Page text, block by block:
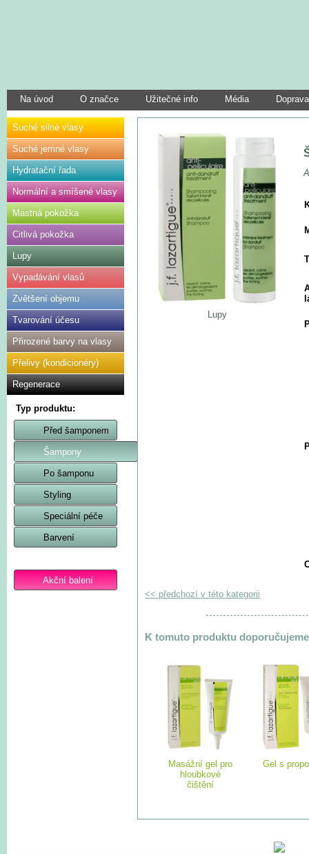
Na úvod O značce Užitečné info Média
Suché silné vlasy
Suché jemné vlasy
Hydratační řada
Normální a smíšené vlasy
Mastná pokožka
Citlivá pokožka
Lupy
Vypadávání vlasů
Zvětšení objemu
Tvarování účesu
Přirozené barvy na vlasy
Přelivy (kondicionéry)
Regenerace
Typ produktu:
Před šamponem
Šampony
Po šamponu
Styling
Speciální péče
Barvení
Akční balení
Lupy
<< předchozí v této kategorii
K tomuto produktu
Masážní gel pro
hloubkové
čištění
Gel s